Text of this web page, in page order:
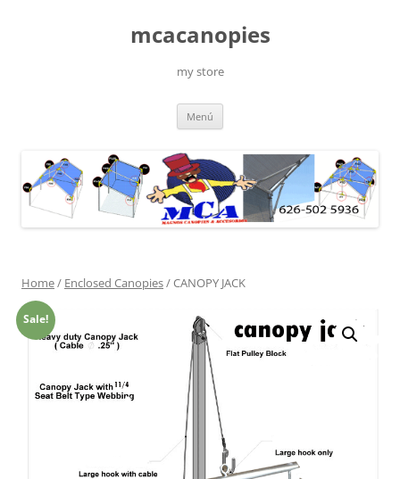
mcacanopies
my store
Menú
Home/ Enclosed Canopies/ CANOPY JACK
Sale!